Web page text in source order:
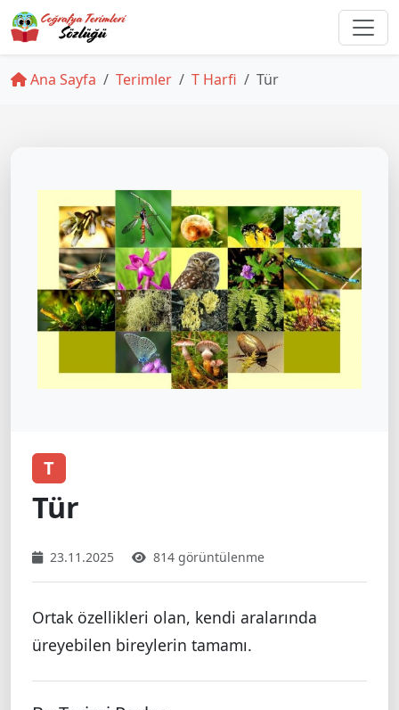
Ana Sayfa Terimler T Harfi Tür
T
Tür
23.11.2025 814 görüntülenme
Ortak özellikleri olan, kendi aralarında
üreyebilen bireylerin tamamı.